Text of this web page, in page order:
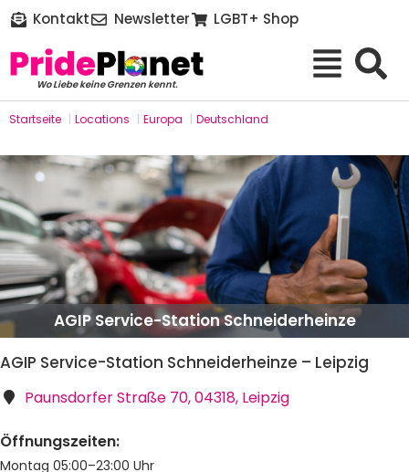
Kontakt Newsletter LGBT+ Shop
Wo Liebe keine Grenzen kennt.
Startseite | Locations | Europa | Deutschland
AGIP Service-Station Schneiderheinze
AGIP Service-Station Schneiderheinze – Leipzig
Paunsdorfer Straße 70, 04318, Leipzig
Öffnungszeiten:
Montag 05:00–23:00 Uhr